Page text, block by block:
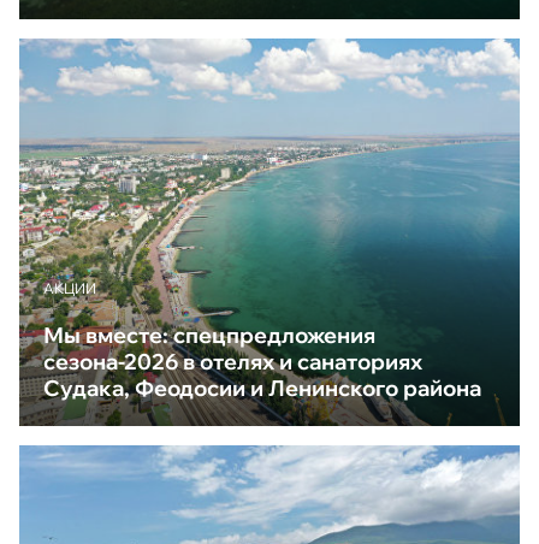
АКЦИИ
Мы вместе: спецпредложения
сезона-2026 в отелях и санаториях
Судака, Феодосии и Ленинского района